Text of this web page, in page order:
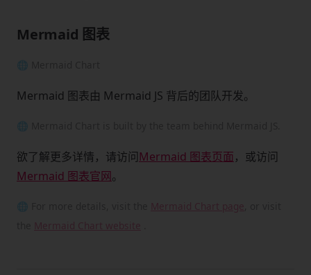
Mermaid 图表
🌐 Mermaid Chart
Mermaid 图表由 Mermaid JS 背后的团队开发。
🌐 Mermaid Chart is built by the team behind Mermaid JS.
欲了解更多详情，请访问Mermaid 图表页面，或访问
Mermaid 图表官网。
🌐 For more details, visit the Mermaid Chart page
Mermaid Chart website